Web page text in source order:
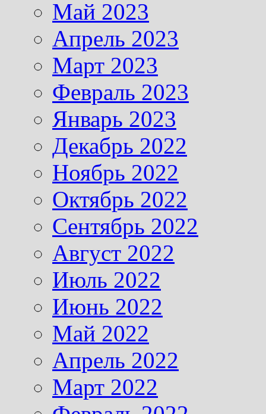
Май 2023
Апрель 2023
Март 2023
Февраль 2023
Январь 2023
Декабрь 2022
Ноябрь 2022
Октябрь 2022
Сентябрь 2022
Август 2022
Июль 2022
Июнь 2022
Май 2022
Апрель 2022
Март 2022